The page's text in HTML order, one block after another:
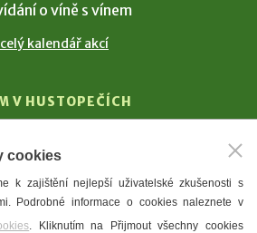
o víně s vínem
celý kalendář akcí
V HUSTOPEČÍCH
T. G. Masaryk
Mandloně
Ubytování
cookies
k zajištění nejlepší uživatelské zkušenosti s
Podrobné informace o cookies naleznete v
. Kliknutím na Přijmout všechny cookies